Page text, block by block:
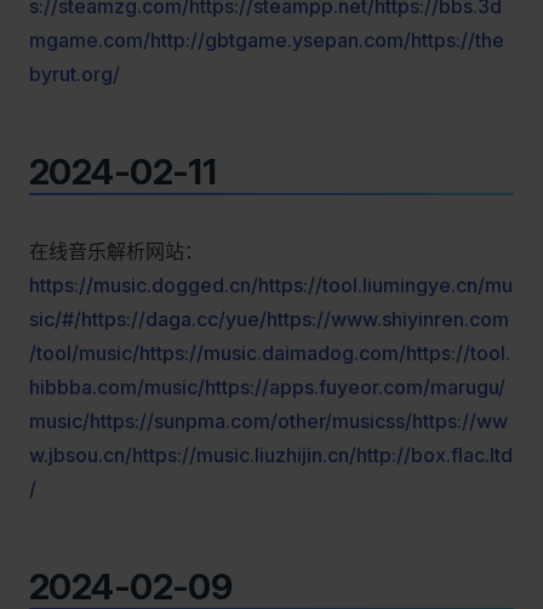
s://steamzg.com/ https://steampp.net/ https://bbs.3d
mgame.com/http://gbtgame.ysepan.com/https://the
byrut.org/
2024-02-11
在线音乐解析网站：
https://music.dogged.cn/https://tool.liumingye.cn/mu
sic/#/https://daga.cc/yue/https://www.shiyinren.com
/tool/music/https://music.daimadog.com/https://tool.
hibbba.com/music/https://apps.fuyeor.com/marugu/
music/https://sunpma.com/other/musicss/https://ww
w.jbsou.cn/https://music.liuzhijin.cn/http://box.flac.ltd
/
2024-02-09